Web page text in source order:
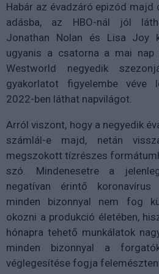
Habár az évadzáró epizód majd
adásba, az HBO-nál jól
Jonathan Nolan és Lisa Joy
ugyanis a csatorna a mai nap
Westworld negyedik
gyakorlatot figyelembe véve
2022-ben láthat napvilágot.
Arról viszont, hogy a negyedik
számlál-e majd, netán
megszokott tízrészes
szó. Mindenesetre a
negatívan érintő koronavírus
minden bizonnyal nem fog
okozni a produkció életében,
hónapra tehető munkálatok
minden bizonnyal a
véglegesítése fogja